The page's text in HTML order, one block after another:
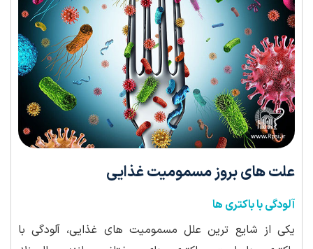
علت های بروز مسمومیت غذایی
آلودگی با باکتری ها
یکی از شایع ترین علل مسمومیت های غذایی، آلودگی با